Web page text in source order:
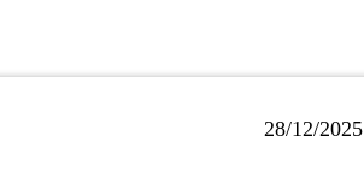
28/12/2025